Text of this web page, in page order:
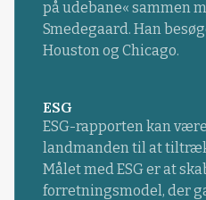
på udebane« sammen
Smedegaard. Han
Houston og Chicago.
ESG
ESG-rapporten kan
landmanden til at
Målet med ESG er at
forretningsmodel, der